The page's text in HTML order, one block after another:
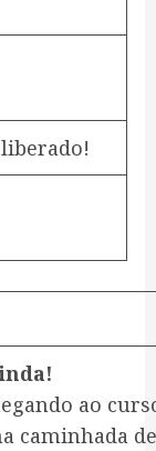
ao
caminhada de